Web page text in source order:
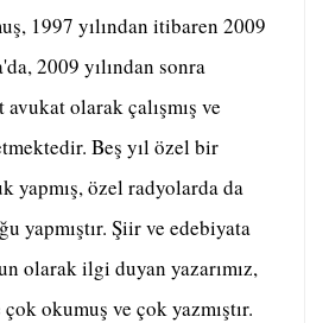
1997 yılından itibaren 2009
2009 yılından sonra
olarak çalışmış ve
Beş yıl özel bir
yapmış, özel radyolarda da
yapmıştır. Şiir ve edebiyata
olarak ilgi duyan yazarımız,
okumuş ve çok yazmıştır.